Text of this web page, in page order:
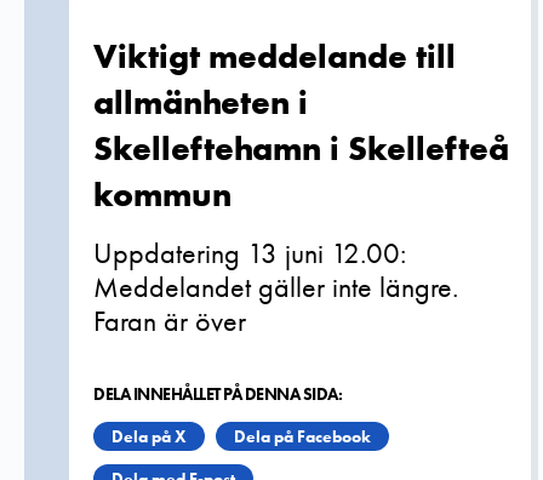
Viktigt meddelande till
allmänheten i
Skelleftehamn i Skellefteå
kommun
Uppdatering 13 juni 12.00:
Meddelandet gäller inte längre.
Faran är över
DELA INNEHÅLLET PÅ DENNA SIDA:
Dela på X
Dela på Facebook